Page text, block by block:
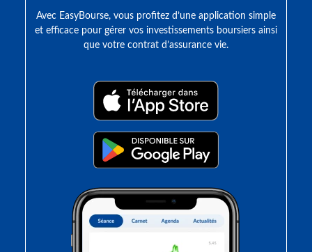
Avec EasyBourse, vous profitez d’une application simple
et efficace pour gérer vos investissements boursiers ainsi
que votre contrat d’assurance vie.